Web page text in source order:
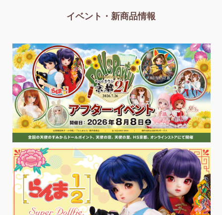
イベント・新商品情報